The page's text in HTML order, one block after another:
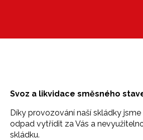
Svoz a likvidace směsného
Díky provozování naší skládky
odpad vytřídit za Vás a
skládku.